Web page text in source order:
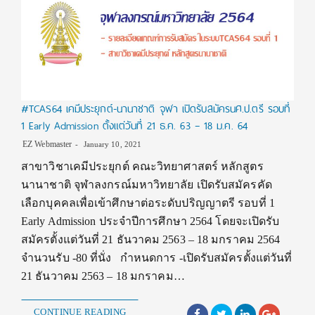
#TCAS64 เคมีประยุกต์-นานาชาติ จุฬา เปิดรับสมัครนศ.ป.ตรี รอบที่
1 Early Admission ตั้งแต่วันที่ 21 ธ.ค. 63 – 18 ม.ค. 64
EZ Webmaster January 10, 2021
สาขาวิชาเคมีประยุกต์ คณะวิทยาศาสตร์ หลักสูตร
นานาชาติ จุฬาลงกรณ์มหาวิทยาลัย เปิดรับสมัครคัด
เลือกบุคคลเพื่อเข้าศึกษาต่อระดับปริญญาตรี รอบที่ 1
Early Admission ประจำปีการศึกษา 2564 โดยจะเปิดรับ
สมัครตั้งแต่วันที่ 21 ธันวาคม 2563 – 18 มกราคม 2564
จำนวนรับ -80 ที่นั่ง กำหนดการ -เปิดรับสมัครตั้งแต่วันที่
21 ธันวาคม 2563 – 18 มกราคม…
CONTINUE READING